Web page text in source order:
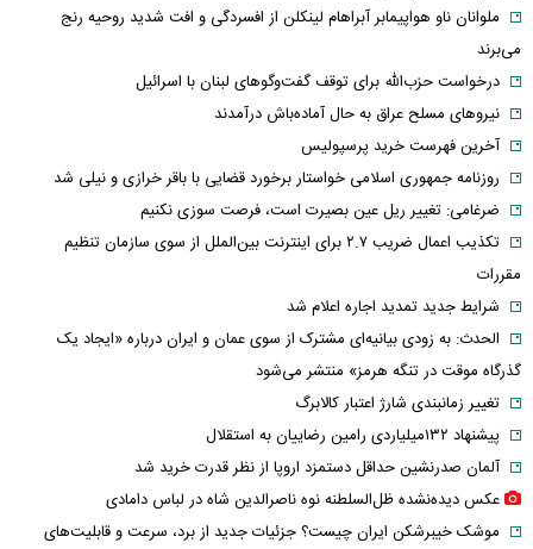
ملوانان ناو هواپیمابر آبراهام لینکلن از افسردگی و افت شدید روحیه رنج
می‌برند
درخواست حزب‌الله برای توقف گفت‌وگوهای لبنان با اسرائیل
نیروهای مسلح عراق به حال آماده‌باش درآمدند
آخرین فهرست خرید پرسپولیس
روزنامه جمهوری اسلامی خواستار برخورد قضایی با باقر خرازی و نیلی شد
ضرغامی: تغییر ریل عین بصیرت است، فرصت سوزی نکنیم
تکذیب اعمال ضریب ۲.۷ برای اینترنت بین‌الملل از سوی سازمان تنظیم
مقررات
شرایط جدید تمدید اجاره اعلام شد
الحدث: به زودی بیانیه‌ای مشترک از سوی عمان و ایران درباره «ایجاد یک
گذرگاه موقت در تنگه هرمز» منتشر می‌شود
تغییر زمانبندی‌ شارژ اعتبار کالابرگ
پیشنهاد ۱۳۲میلیاردی رامین رضاییان به استقلال
آلمان صدرنشین حداقل دستمزد اروپا از نظر قدرت خرید شد
عکس دیده‌نشده ظل‌السلطنه نوه ناصرالدین شاه در لباس دامادی
موشک خیبرشکن ایران چیست؟ جزئیات جدید از برد، سرعت و قابلیت‌های